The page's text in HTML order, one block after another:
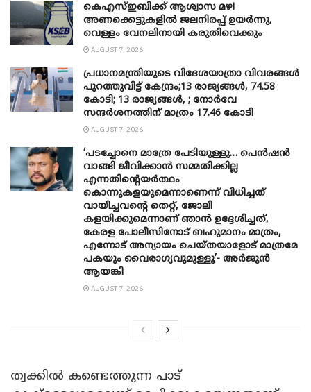
കെഎസ്ഇബിക്ക് ആശ്വാസ മഴ!
അണക്കെട്ടുകളിൽ ജലനിരപ്പ് ഉയർന്നു,
വെള്ളം വേനലിനായി കരുതിവെക്കും
AUGUST 7, 2026
പ്രധാനമന്ത്രിയുടെ വിദേശയാത്രാ വിവരങ്ങൾ
പുറത്തുവിട്ട് കേന്ദ്രം;13 രാജ്യങ്ങൾ, 74.58
കോടി; 13 രാജ്യങ്ങൾ, ; നോർവേ
സന്ദർശനത്തിന് മാത്രം 17.46 കോടി
AUGUST 7, 2026
‘പടച്ചോനെ മാത്രേ പേടിയുള്ളു… പെൻഷൻ
വാങ്ങി ജീവിക്കാൻ സമ്മതിക്കില്ല
എന്നതിന്റെയർത്ഥം
കൊന്നുകളയുമെന്നാണെന്ന് വിധിച്ചത്
വായിച്ചവന്റെ തെറ്റ്, ജോലി
കളയിക്കുമെന്നാണ് ഞാൻ ഉദ്ദേശിച്ചത്,
കേരള പോലീസിനോട് ബഹുമാനം മാത്രം,
എന്നോട് അന്യായം ചെയ്തയാളോട് മാത്രമേ
പകയും വൈരാഗ്യവുമുള്ളൂ’- അർജുൻ
ആയങ്കി
AUGUST 7, 2026
ത്വക്കിൽ കണ്ടെത്തുന്ന പാട്